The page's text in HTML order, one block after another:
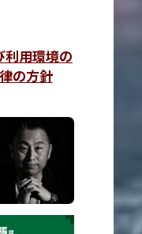
利用環境の
の方針